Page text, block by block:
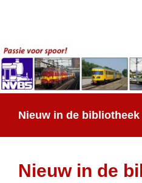
Nieuw in de
Nieuw in de